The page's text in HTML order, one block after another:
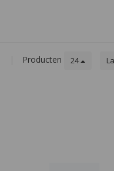
Producten 24